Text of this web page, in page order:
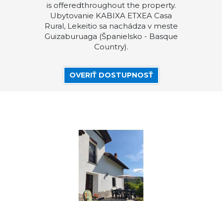
is offeredthroughout the property.
Ubytovanie KABIXA ETXEA Casa
Rural, Lekeitio sa nachádza v meste
Guizaburuaga (Španielsko - Basque
Country).
OVERIŤ DOSTUPNOSŤ